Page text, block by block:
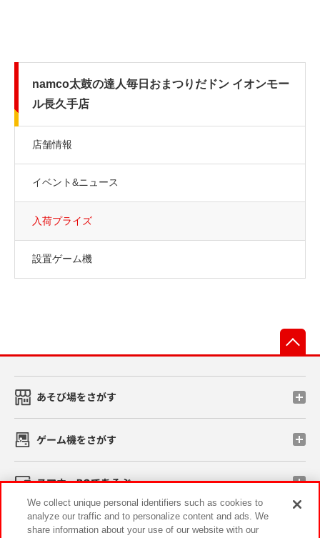
namco太鼓の達人毎日おまつりだドン イオンモー
ル長久手店
店舗情報
イベント&ニュース
入荷プライズ
設置ゲーム機
あそび場をさがす
ゲーム機をさがす
スマホ・PCであそぶ
イベント・キャンペーン
We collect unique personal identifiers such as cookies to
analyze our traffic and to personalize content and ads. We
share information about your use of our website with our